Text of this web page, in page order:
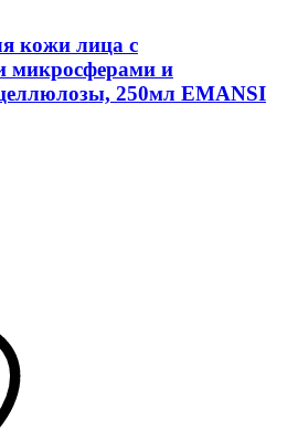
кожи лица с
микросферами и
250мл EMANSI